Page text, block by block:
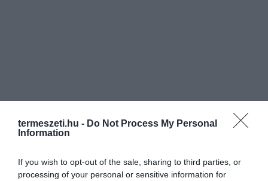
termeszeti.hu - Do Not Process My Personal
Information
If you wish to opt-out of the sale, sharing to third parties, or
processing of your personal or sensitive information for